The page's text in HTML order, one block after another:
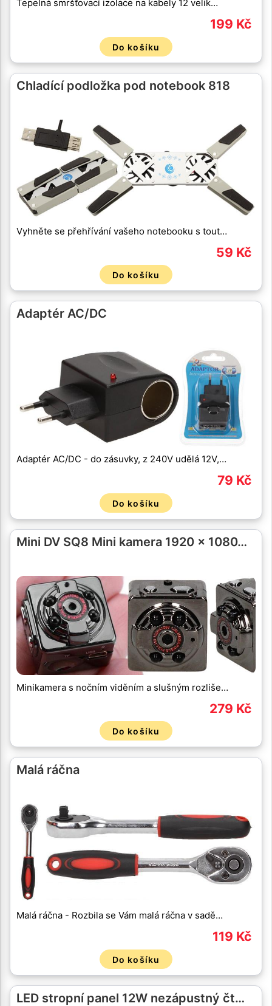
Tepelná smršťovací izolace na kabely 12 velik…
199 Kč
Do košíku
Chladící podložka pod notebook 818
Vyhněte se přehřívání vašeho notebooku s tout…
59 Kč
Do košíku
Adaptér AC/DC
Adaptér AC/DC - do zásuvky, z 240V udělá 12V,…
79 Kč
Do košíku
Mini DV SQ8 Mini kamera 1920 x 1080…
Minikamera s nočním viděním a slušným rozliše…
279 Kč
Do košíku
Malá ráčna
Malá ráčna - Rozbila se Vám malá ráčna v sadě…
119 Kč
Do košíku
LED stropní panel 12W nezápustný čt…